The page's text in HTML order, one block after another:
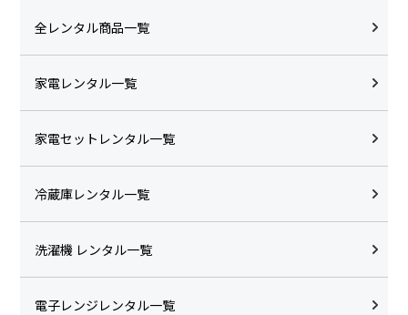
全レンタル商品一覧
家電レンタル一覧
家電セットレンタル一覧
冷蔵庫レンタル一覧
洗濯機 レンタル一覧
電子レンジレンタル一覧